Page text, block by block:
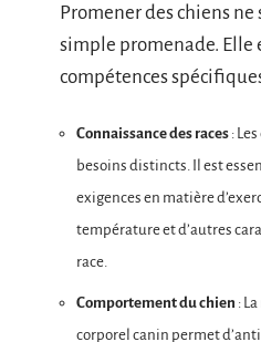
Promener des chiens
simple promenade. Elle
compétences
Connaissance des races :
besoins distincts. Il est
exigences en matière
température et d’autres
race.
Comportement du chien :
corporel canin permet